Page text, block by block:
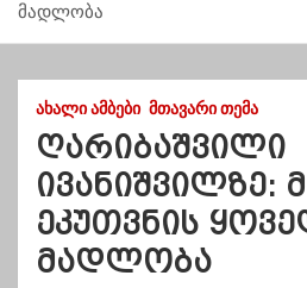
მადლობა
ᲐᲮᲐᲚᲘ ᲐᲛᲑᲔᲑᲘ ᲛᲗᲐᲕᲐᲠᲘ ᲗᲔᲛᲐ
ღარიბაშვილი
ივანიშვილზე:
ეკუთვნის
მადლობა